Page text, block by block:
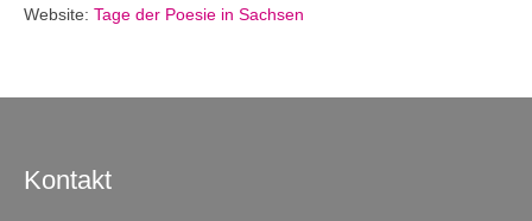
Website: Tage der Poesie in Sachsen
Kontakt